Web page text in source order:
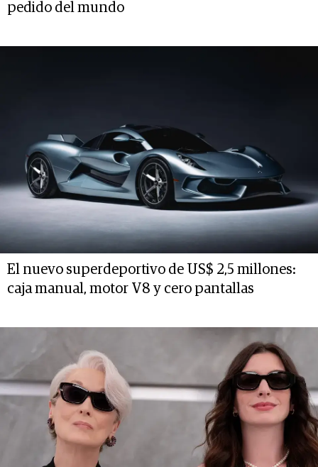
pedido del mundo
El nuevo superdeportivo de US$ 2,5 millones:
caja manual, motor V8 y cero pantallas